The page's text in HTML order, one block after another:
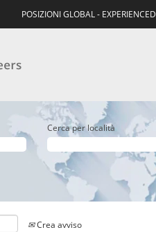
POSIZIONI GLOBAL - EXPERIENCED
Cerca per località
Crea avviso